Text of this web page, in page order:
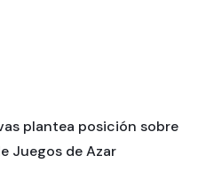
plantea posición sobre
Juegos de Azar